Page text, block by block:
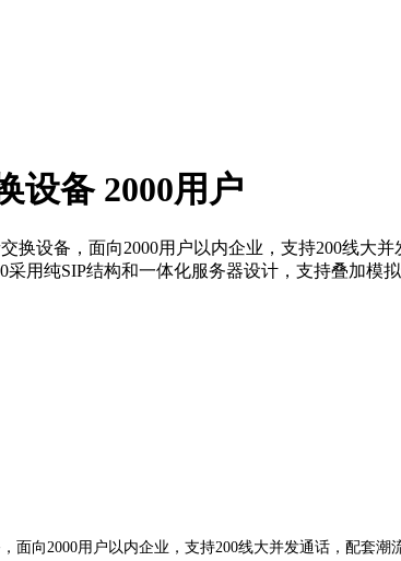
设备 2000用户
换设备，面向2000用户以内企业，支持200线大
用纯SIP结构和一体化服务器设计，支持叠加模
面向2000用户以内企业，支持200线大并发通话，配套